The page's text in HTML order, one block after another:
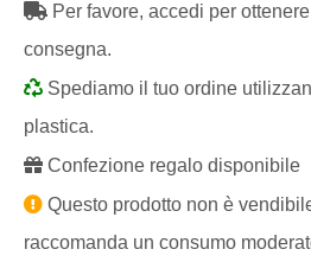
Per favore, accedi per
consegna.
Spediamo il tuo ordine
plastica.
Confezione regalo disponibile
Questo prodotto non è
raccomanda un consumo